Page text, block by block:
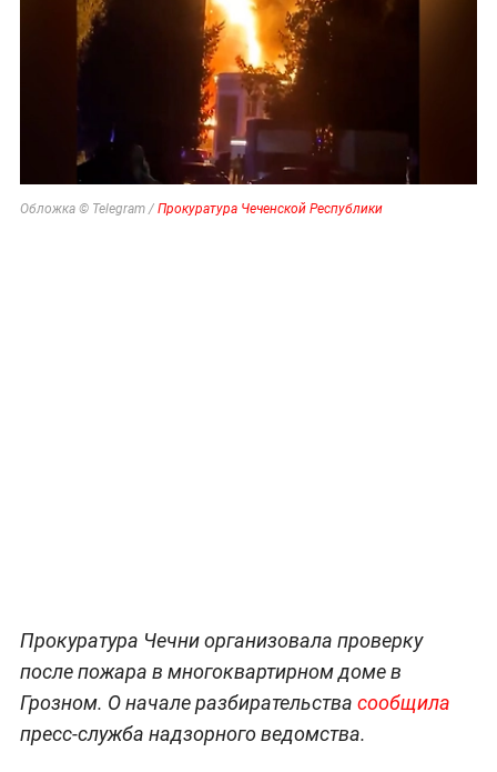
Обложка © Telegram / Прокуратура Чеченской Республики
Прокуратура Чечни организовала проверку
после пожара в многоквартирном доме в
Грозном. О начале разбирательства сообщила
пресс-служба надзорного ведомства.